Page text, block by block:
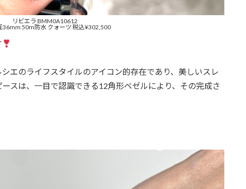
リビエラ BMM0A10612
36mm 50m防水 クォーツ 税込¥302,500
エのライフスタイルのアイコン的存在であり、美しいスレ
スは、一目で認識できる12角形ベゼルにより、その完成さ